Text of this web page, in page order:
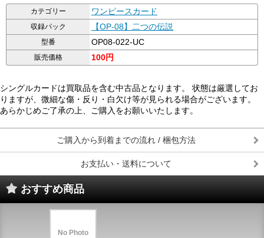
カテゴリー ワンピースカード
収録パック 【OP-08】二つの伝説
型番 OP08-022-UC
販売価格 100円
シングルカードは買取品を含む中古品となります。 状態は厳選してお
りますが、微細な傷・反り・白欠け等が見られる場合がございます。
あらかじめご了承の上、ご購入をお願いいたします。
ご購入から到着までの流れ / 梱包方法
お支払い・送料について
おすすめ商品
No Photo